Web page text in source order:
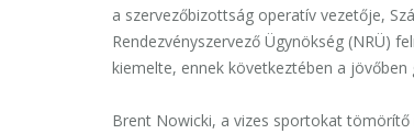
a szervezőbizottság operatív vezetője,
Rendezvényszervező Ügynökség (NRÜ)
kiemelte, ennek következtében a
Brent Nowicki, a vizes sportokat